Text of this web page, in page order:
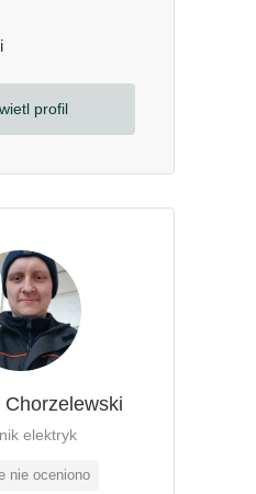
profil
Chorzelewski
elektryk
nie oceniono